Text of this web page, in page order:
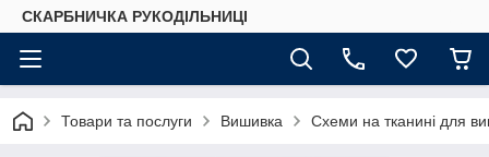
СКАРБНИЧКА РУКОДІЛЬНИЦІ
Товари та послуги Вишивка Схеми на тканині для